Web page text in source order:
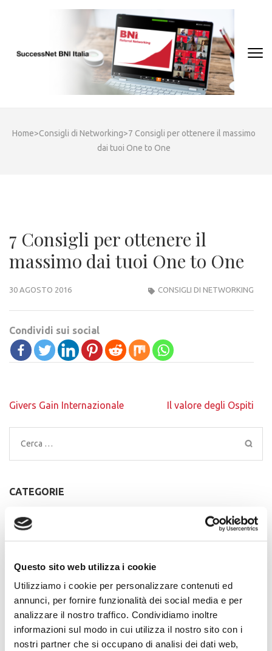
Questo sito web utilizza i cookie
Utilizziamo i cookie per personalizzare contenuti ed
annunci, per fornire funzionalità dei social media e per
analizzare il nostro traffico. Condividiamo inoltre
informazioni sul modo in cui utilizza il nostro sito con i
nostri partner che si occupano di analisi dei dati web,
(Press
Home>Consigli di Networking>7 Consigli per ottenere il massimo
dai tuoi One to One
7 Consigli per ottenere il
massimo dai tuoi One to One
30 AGOSTO 2016 CONSIGLI DI NETWORKING
Condividi sui social
Navigazione
Givers Gain Internazionale Il valore degli Ospiti
Ricerca
per:
CATEGORIE
BUSINESS VOICES
DAL MONDO BNI
GET CONNECTED STAY CONNECTED